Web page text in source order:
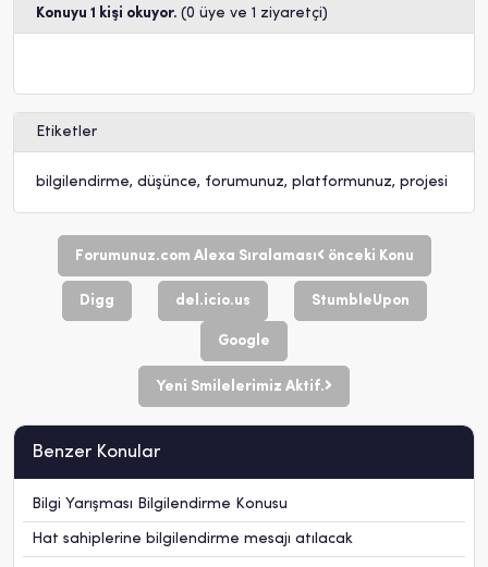
Konuyu 1 kişi okuyor. (0 üye ve 1 ziyaretçi)
Etiketler
bilgilendirme, düşünce, forumunuz, platformunuz, projesi
Forumunuz.com Alexa Sıralaması önceki Konu
Digg del.icio.us StumbleUpon
Google
Yeni Smilelerimiz Aktif.
Benzer Konular
Bilgi Yarışması Bilgilendirme Konusu
Hat sahiplerine bilgilendirme mesajı atılacak